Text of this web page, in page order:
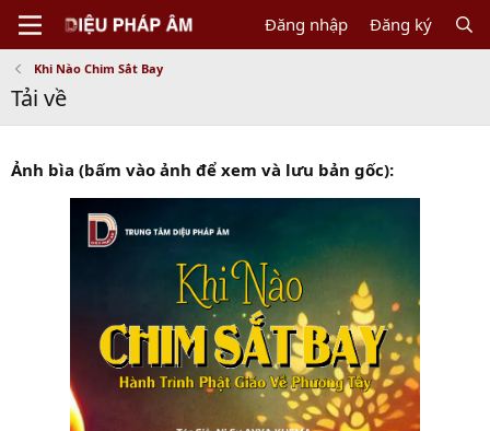
Đăng nhập Đăng ký
Khi Nào Chim Sắt Bay
Tải về
Ảnh bìa (bấm vào ảnh để xem và lưu bản gốc):